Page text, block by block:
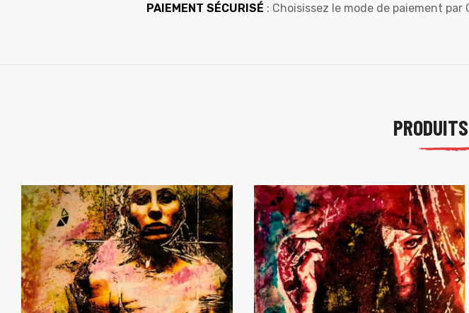
PAIEMENT SÉCURISÉ : Choisissez le mode de paiement